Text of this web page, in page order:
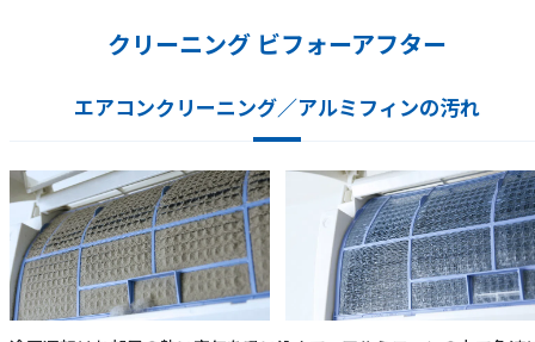
クリーニング ビフォーアフター
エアコンクリーニング／アルミフィンの汚れ